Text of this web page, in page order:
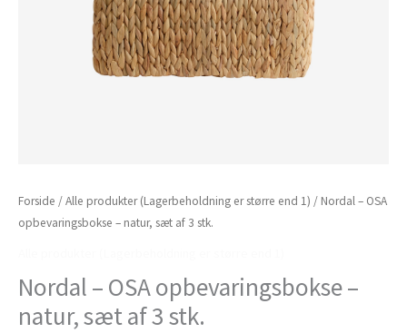
Forside /Alle produkter (Lagerbeholdning er større end 1) / Nordal – OSA
opbevaringsbokse – natur, sæt af 3 stk.
Nordal – OSA opbevaringsbokse –
natur, sæt af 3 stk.